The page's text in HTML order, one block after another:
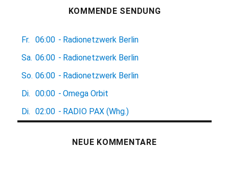
KOMMENDE SENDUNG
Fr. 06:00 - Radionetzwerk Berlin
Sa. 06:00 - Radionetzwerk Berlin
So. 06:00 - Radionetzwerk Berlin
Di.
00:00 - Omega Orbit
Di.
02:00 - RADIO PAX (Whg.)
NEUE KOMMENTARE